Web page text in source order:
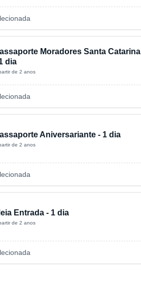
Moradores Santa Catarina
dia
de 2 anos
Aniversariante - 1 dia
de 2 anos
Entrada - 1 dia
de 2 anos